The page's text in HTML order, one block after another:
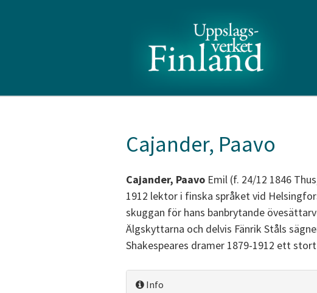
Cajander, Paavo
Cajander, Paavo Emil (f. 24/12 1846
1912 lektor i finska språket vid
skuggan för hans banbrytande
Älgskyttarna och delvis Fänrik Ståls
Shakespeares dramer 1879-1912 ett
Info